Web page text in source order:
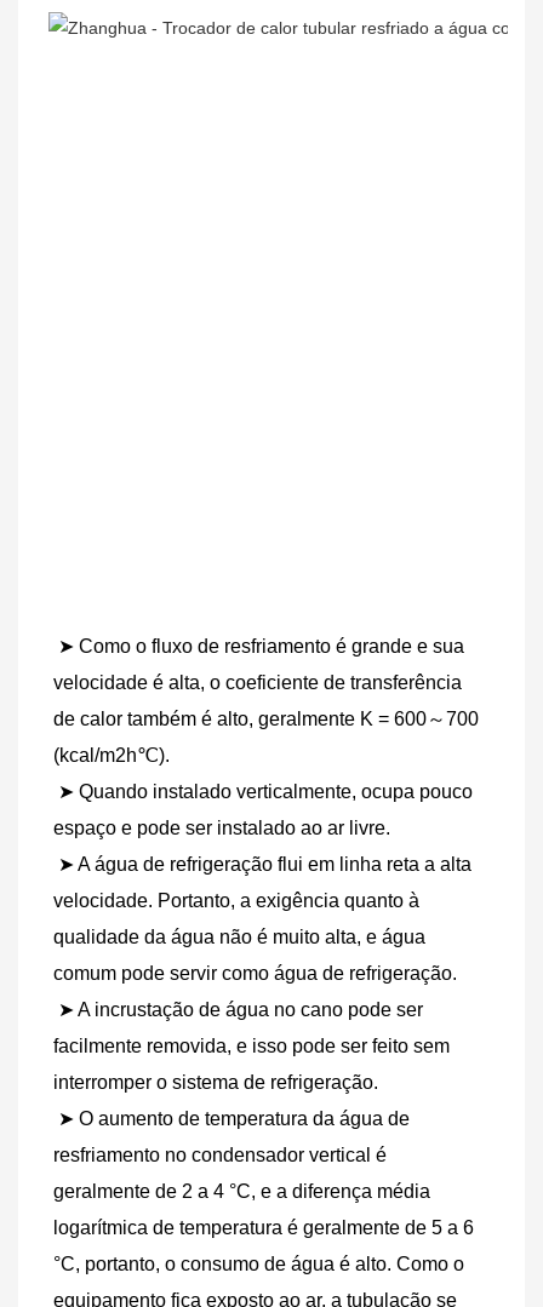
➤ Como o fluxo de resfriamento é grande e sua
velocidade é alta, o coeficiente de transferência
de calor também é alto, geralmente K = 600～700
(kcal/m2h℃).
espaço e pode ser instalado ao ar livre.
velocidade. Portanto, a exigência quanto à
qualidade da água não é muito alta, e água
comum pode servir como água de refrigeração.
facilmente removida, e isso pode ser feito sem
interromper o sistema de refrigeração.
resfriamento no condensador vertical é
geralmente de 2 a 4 °C, e a diferença média
logarítmica de temperatura é geralmente de 5 a 6
°C, portanto, o consumo de água é alto. Como o
equipamento fica exposto ao ar, a tubulação se